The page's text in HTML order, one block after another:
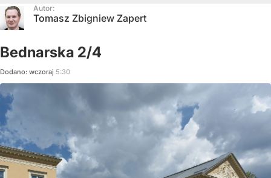
Autor:
Tomasz Zbigniew Zapert
Bednarska 2/4
Dodano: wczoraj 5:30